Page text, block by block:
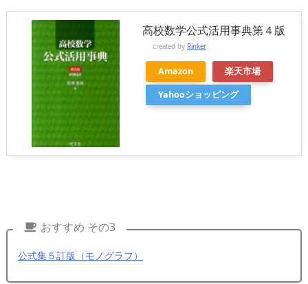
高校数学公式活用事典第４版
created by Rinker
Amazon
楽天市場
Yahooショッピング
おすすめ その3
公式集５訂版（モノグラフ）